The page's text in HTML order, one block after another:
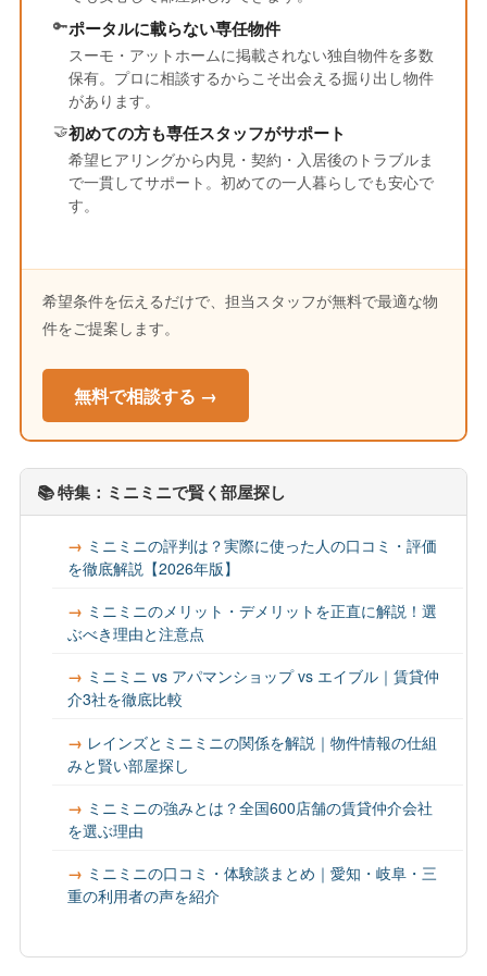
🔑ポータルに載らない専任物件
スーモ・アットホームに掲載されない独自物件を多数
保有。プロに相談するからこそ出会える掘り出し物件
があります。
🤝初めての方も専任スタッフがサポート
希望ヒアリングから内見・契約・入居後のトラブルま
で一貫してサポート。初めての一人暮らしでも安心で
す。
希望条件を伝えるだけで、担当スタッフが無料で最適な物
件をご提案します。
無料で相談する →
📚 特集：ミニミニで賢く部屋探し
ミニミニの評判は？実際に使った人の口コミ・評価
を徹底解説【2026年版】
ミニミニのメリット・デメリットを正直に解説！選
ぶべき理由と注意点
ミニミニ vs アパマンショップ vs エイブル｜賃貸仲
介3社を徹底比較
レインズとミニミニの関係を解説｜物件情報の仕組
みと賢い部屋探し
ミニミニの強みとは？全国600店舗の賃貸仲介会社
を選ぶ理由
ミニミニの口コミ・体験談まとめ｜愛知・岐阜・三
重の利用者の声を紹介